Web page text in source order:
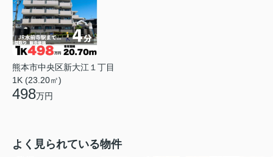
熊本市中央区新大江１丁目
1K (23.20㎡)
498万円
よく見られている物件